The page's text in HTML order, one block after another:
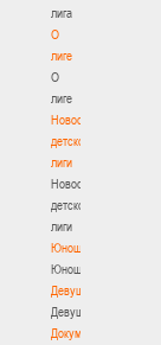
лига
О
лиге
О
лиге
Новости
детской
лиги
Новости
детской
лиги
Юноши
Юноши
Девушки
Девушки
Документы